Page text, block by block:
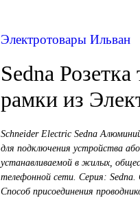
Электротовары Ильван
Sedna
рамки из
Schneider Electric Sedna
для подключения устройства
устанавливаемой в жилых,
телефонной сети. Серия:
Способ присоединения